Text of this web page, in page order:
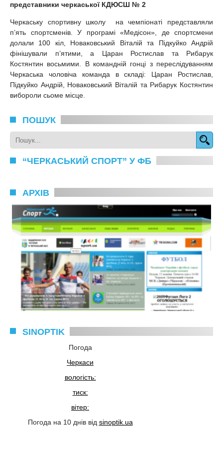
представники черкаської КДЮСШ № 2
Черкаську спортивну школу на чемпіонаті представляли
п’ять спортсменів. У програмі «Медісон», де спортсмени
долали 100 кіл, Новаковський Віталій та Підкуйко Андрій
фінішували п’ятими, а Царан Ростислав та Рибарук
Костянтин восьмими. В командній гонці з переслідуванням
Черкаська чоловіча команда в складі: Царан Ростислав,
Підкуйко Андрій, Новаковський Віталій та Рибарук Костянтин
вибороли сьоме місце.
ПОШУК
“ЧЕРКАСЬКИЙ СПОРТ” У ФБ
АРХІВ
SINOPTIK
Погода
Черкаси
вологість:
тиск:
вітер:
Погода на 10 днів від sinoptik.ua